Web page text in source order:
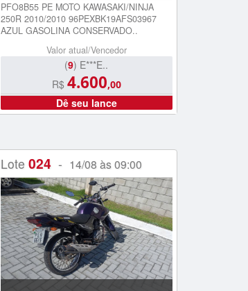
PFO8B55 PE MOTO KAWASAKI/NINJA
250R 2010/2010 96PEXBK19AFS03967
AZUL GASOLINA CONSERVADO..
Valor atual/Vencedor
(9) E***E..
R$ 4.600,00
Dê seu lance
Lote 024- 14/08 às 09:00